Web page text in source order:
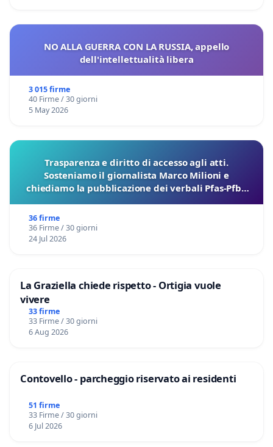
NO ALLA GUERRA CON LA RUSSIA, appello
dell'intellettualità libera
3 015 firme
40 Firme / 30 giorni
5 May 2026
Trasparenza e diritto di accesso agli atti.
Sosteniamo il giornalista Marco Milioni e
chiediamo la pubblicazione dei verbali Pfas-Pfba
36 firme
36 Firme / 30 giorni
24 Jul 2026
La Graziella chiede rispetto - Ortigia vuole
vivere
33 firme
33 Firme / 30 giorni
6 Aug 2026
Contovello - parcheggio riservato ai residenti
51 firme
33 Firme / 30 giorni
6 Jul 2026